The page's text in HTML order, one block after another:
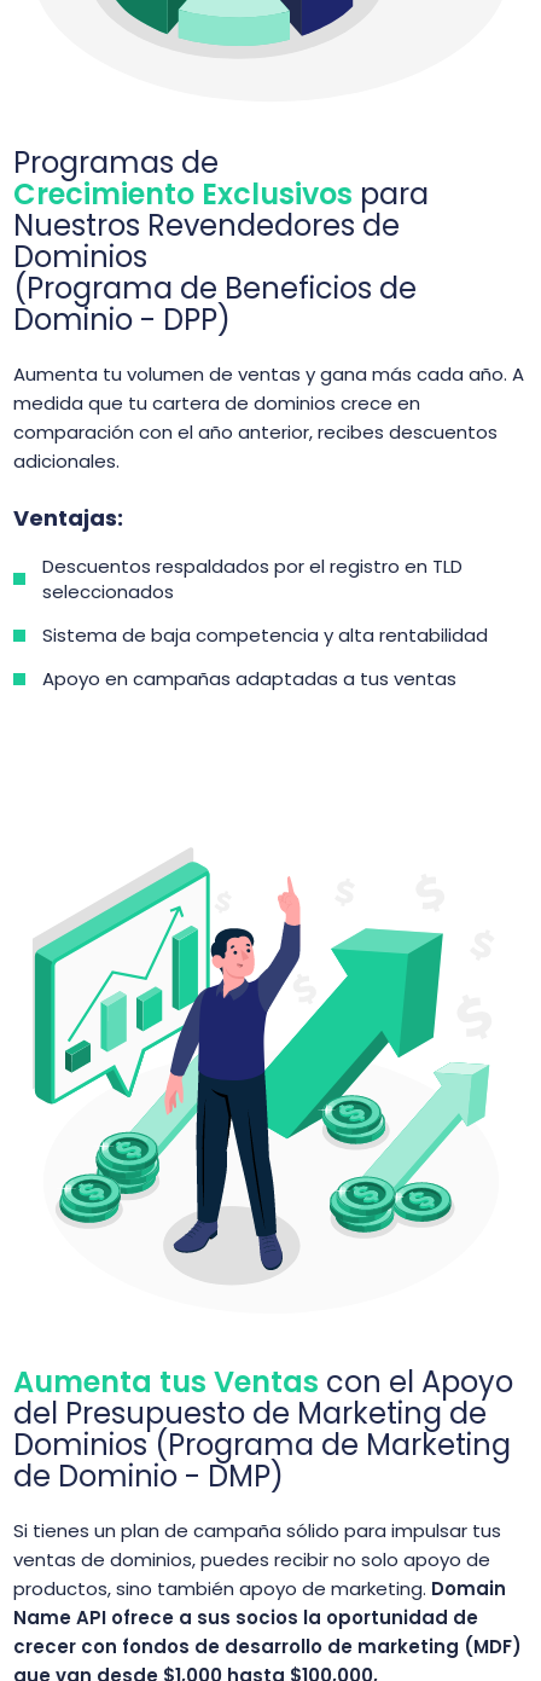
Programas de
Crecimiento Exclusivos para
Nuestros Revendedores de
Dominios
(Programa de Beneficios de
Dominio - DPP)
Aumenta tu volumen de ventas y gana más cada año. A
medida que tu cartera de dominios crece en
comparación con el año anterior, recibes descuentos
adicionales.
Ventajas:
Descuentos respaldados por el registro en TLD
seleccionados
Sistema de baja competencia y alta rentabilidad
Apoyo en campañas adaptadas a tus ventas
Aumenta tus Ventas con el Apoyo
del Presupuesto de Marketing de
Dominios (Programa de Marketing
de Dominio - DMP)
Si tienes un plan de campaña sólido para impulsar tus
ventas de dominios, puedes recibir no solo apoyo de
productos, sino también apoyo de marketing. Domain
Name API ofrece a sus socios la oportunidad de
crecer con fondos de desarrollo de marketing (MDF)
que van desde $1,000 hasta $100,000,